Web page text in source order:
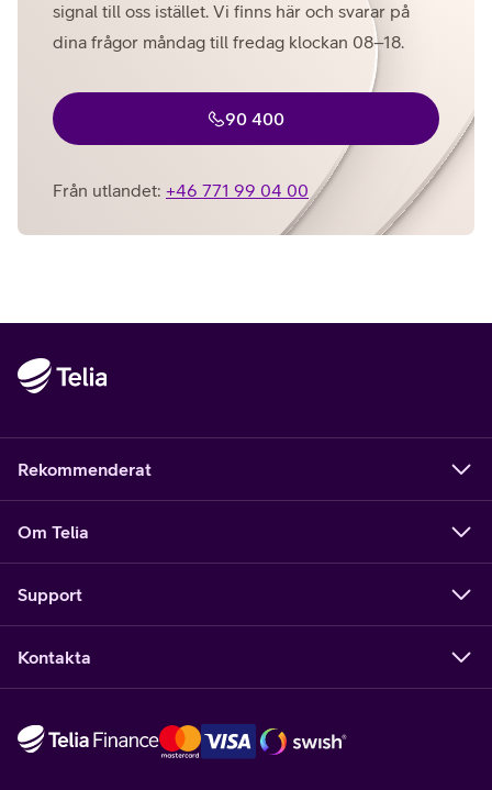
signal till oss istället. Vi finns här och svarar på
dina frågor måndag till fredag klockan 08–18.
90 400
Från utlandet: +46 771 99 04 00
Rekommenderat
Om Telia
Support
Kontakta